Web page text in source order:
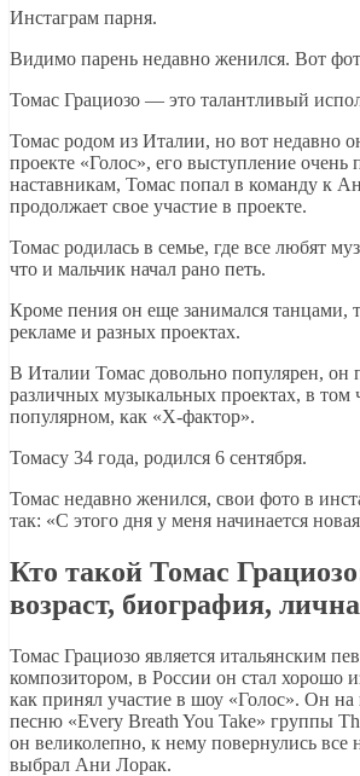
Инстаграм парня.
Видимо парень недавно женился. Вот
Томас Грациозо — это талантливый
Томас родом из Италии, но вот недавно
проекте «Голос», его выступление очень
наставникам, Томас попал в команду к
продолжает свое участие в проекте.
Томас родилась в семье, где все любят
что и мальчик начал рано петь.
Кроме пения он еще занимался танцами,
рекламе и разных проектах.
В Италии Томас довольно популярен, он
различных музыкальных проектах, в том
популярном, как «Х-фактор».
Томасу 34 года, родился 6 сентября.
Томас недавно женился, свои фото в
так: «С этого дня у меня начинается
Кто такой Томас
возраст, биография,
Томас Грациозо является итальянским
композитором, в России он стал хорошо
как принял участие в шоу «Голос». Он
песню «Every Breath You Take» группы
он великолепно, к нему повернулись все
выбрал Ани Лорак.